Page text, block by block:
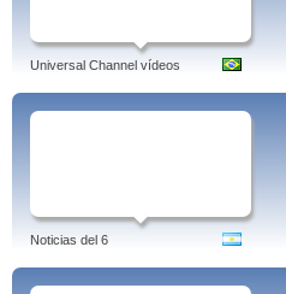
Universal Channel vídeos
Noticias del 6